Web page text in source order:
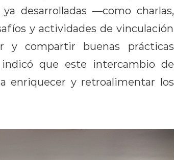
desarrolladas —como charlas,
y actividades de vinculación
y compartir buenas prácticas
indicó que este intercambio de
enriquecer y retroalimentar los